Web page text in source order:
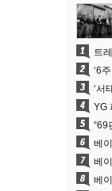
1
2
3
4
5
6
7
8